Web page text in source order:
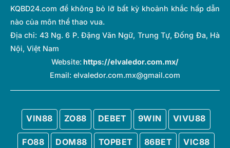
KQBD24.com để không bỏ lỡ bất kỳ khoảnh khắc hấp dẫn
nào của môn thể thao vua.
Địa chỉ: 43 Ng. 6 P. Đặng Văn Ngữ, Trung Tự, Đống Đa, Hà
Nội, Việt Nam
Website:https://elvaledor.com.mx/
Email: elvaledor.com.mx@gmail.com
VIN88 ZO88 DEBET 9WIN VIVU88
FO88 DOM88 TOPBET 86BET VIC88